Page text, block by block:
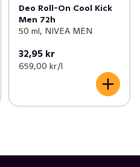
Deo Roll-On Cool Kick
Men 72h
50 ml, NIVEA MEN
32,95 kr
659,00 kr /l